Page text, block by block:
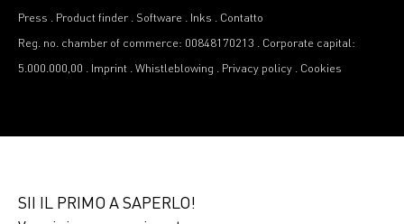
Press Product finder Software Inks Contatto
Reg. no. chamber of commerce: 00848170213 Corporate capital:
5.000.000,00 Imprint Whistleblowing Privacy policy Cookies
SII IL PRIMO A SAPERLO!